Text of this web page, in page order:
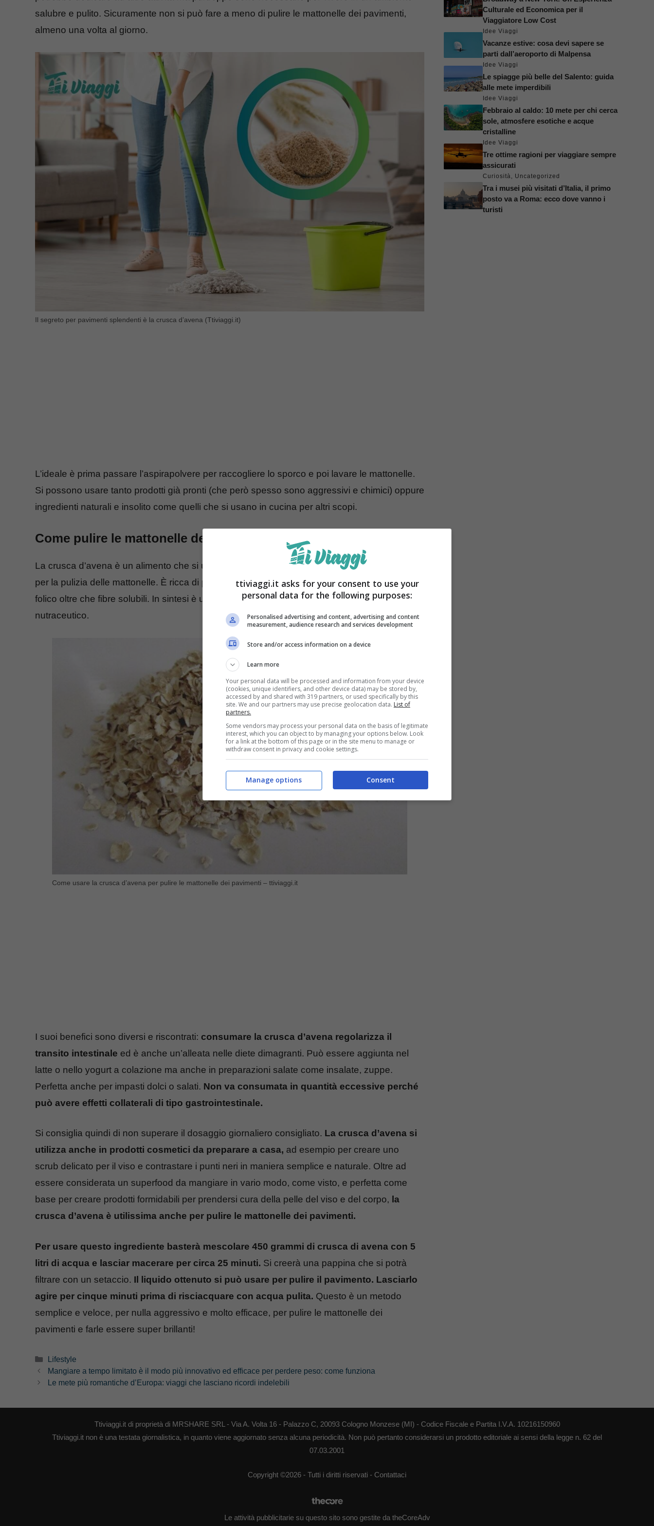
salubre e pulito. Sicuramente non si può fare a meno di pulire le mattonelle dei pavimenti,
almeno una volta al giorno.
Il segreto per pavimenti splendenti è la crusca d’avena (Ttiviaggi.it)
L’ideale è prima passare l’aspirapolvere per raccogliere lo sporco e poi lavare le mattonelle.
Si possono usare tanto prodotti già pronti (che però spesso sono aggressivi e chimici) oppure
ingredienti naturali e insolito come quelli che si usano in cucina per altri scopi.
Come pulire le mattonelle dei pavimenti con la crusca d’avena
La crusca d’avena è un alimento che si usa in cucina ma che è davvero portentoso anche
per la pulizia delle mattonelle. È ricca di proteine, vitamine e minerali e contiene anche acido
folico oltre che fibre solubili. In sintesi è un mix di benefici ed è considerato un alimento
nutraceutico.
Come usare la crusca d’avena per pulire le mattonelle dei pavimenti – ttiviaggi.it
I suoi benefici sono diversi e riscontrati: consumare la crusca d’avena regolarizza il
transito intestinale ed è anche un’alleata nelle diete dimagranti. Può essere aggiunta nel
latte o nello yogurt a colazione ma anche in preparazioni salate come insalate, zuppe.
Perfetta anche per impasti dolci o salati. Non va consumata in quantità eccessive perché
può avere effetti collaterali di tipo gastrointestinale.
Si consiglia quindi di non superare il dosaggio giornaliero consigliato. La crusca d’avena si
utilizza anche in prodotti cosmetici da preparare a casa, ad esempio per creare uno
scrub delicato per il viso e contrastare i punti neri in maniera semplice e naturale. Oltre ad
essere considerata un superfood da mangiare in vario modo, come visto, e perfetta come
base per creare prodotti formidabili per prendersi cura della pelle del viso e del corpo, la
crusca d’avena è utilissima anche per pulire le mattonelle dei pavimenti.
Per usare questo ingrediente basterà mescolare 450 grammi di crusca di avena con 5
litri di acqua e lasciar macerare per circa 25 minuti. Si creerà una pappina che si potrà
filtrare con un setaccio. Il liquido ottenuto si può usare per pulire il pavimento. Lasciarlo
agire per cinque minuti prima di risciacquare con acqua pulita. Questo è un metodo
semplice e veloce, per nulla aggressivo e molto efficace, per pulire le mattonelle dei
pavimenti e farle essere super brillanti!
Categorie
Lifestyle
Mangiare a tempo limitato è il modo più innovativo ed efficace per perdere peso: come funziona
Le mete più romantiche d’Europa: viaggi che lasciano ricordi indelebili
Culturale ed Economica per il
Viaggiatore Low Cost
Idee Viaggi
Vacanze estive: cosa devi sapere se
parti dall’aeroporto di Malpensa
Idee Viaggi
Le spiagge più belle del Salento: guida
alle mete imperdibili
Idee Viaggi
Febbraio al caldo: 10 mete per chi cerca
sole, atmosfere esotiche e acque
cristalline
Idee Viaggi
Tre ottime ragioni per viaggiare sempre
assicurati
Curiosità, Uncategorized
Tra i musei più visitati d’Italia, il primo
posto va a Roma: ecco dove vanno i
turisti
Ttiviaggi.it di proprietà di MRSHARE SRL - Via A. Volta 16 - Palazzo C, 20093 Cologno Monzese (MI) - Codice Fiscale e Partita I.V.A. 10216150960
Ttiviaggi.it non è una testata giornalistica, in quanto viene aggiornato senza alcuna periodicità. Non può pertanto considerarsi un prodotto editoriale ai sensi della legge n. 62 del
07.03.2001
Copyright ©2026 - Tutti i diritti riservati - Contattaci
Le attività pubblicitarie su questo sito sono gestite da theCoreAdv
ttiviaggi.it asks for your consent to use your
personal data for the following purposes:
Personalised advertising and content, advertising and content
measurement, audience research and services development
Store and/or access information on a device
Learn more
Your personal data will be processed and information from your device
(cookies, unique identifiers, and other device data) may be stored by,
accessed by and shared with 319 partners, or used specifically by this
site. We and our partners may use precise geolocation data. List of
partners.
Some vendors may process your personal data on the basis of legitimate
interest, which you can object to by managing your options below. Look
for a link at the bottom of this page or in the site menu to manage or
withdraw consent in privacy and cookie settings.
Consent
Manage options